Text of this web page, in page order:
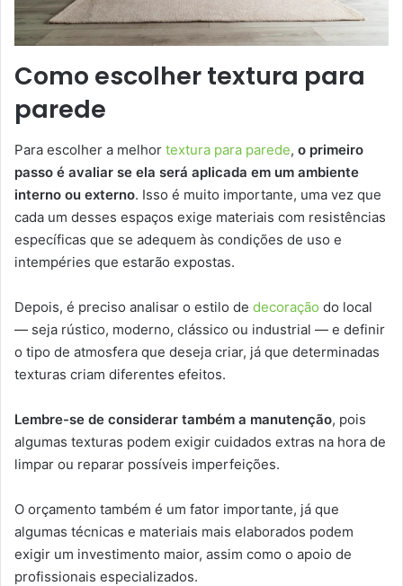
Como escolher textura para
parede
Para escolher a melhor textura para parede, o primeiro
passo é avaliar se ela será aplicada em um ambiente
interno ou externo. Isso é muito importante, uma vez que
cada um desses espaços exige materiais com resistências
específicas que se adequem às condições de uso e
intempéries que estarão expostas.
Depois, é preciso analisar o estilo de decoração do local
— seja rústico, moderno, clássico ou industrial — e definir
o tipo de atmosfera que deseja criar, já que determinadas
texturas criam diferentes efeitos.
Lembre-se de considerar também a manutenção, pois
algumas texturas podem exigir cuidados extras na hora de
limpar ou reparar possíveis imperfeições.
O orçamento também é um fator importante, já que
algumas técnicas e materiais mais elaborados podem
exigir um investimento maior, assim como o apoio de
profissionais especializados.